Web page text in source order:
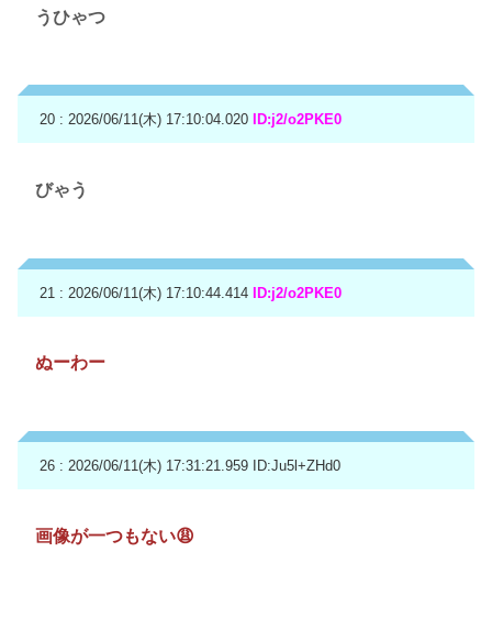
うひゃつ
20 : 2026/06/11(木) 17:10:04.020 ID:j2/o2PKE0
びゃう
21 : 2026/06/11(木) 17:10:44.414 ID:j2/o2PKE0
ぬーわー
26 : 2026/06/11(木) 17:31:21.959 ID:Ju5l+ZHd0
画像が一つもない😩